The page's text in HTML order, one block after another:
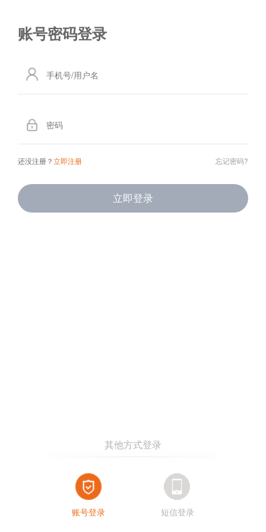
账号登录 短信登录
还没注册？立即注册 忘记密码?
立即登录